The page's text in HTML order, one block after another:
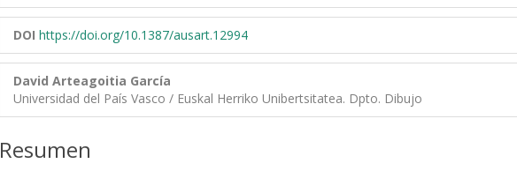
DOI https://doi.org/10.1387/ausart.12994
David Arteagoitia García
Universidad del País Vasco / Euskal Herriko Unibertsitatea. Dpto. Dibujo
Resumen